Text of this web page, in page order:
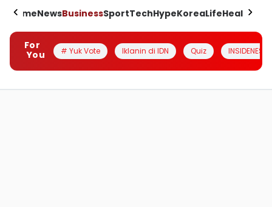
HomeNewsBusinessSportTechHypeKoreaLifeHealth
For
You
# Yuk Vote Iklanin di IDN Quiz INSIDENESIA